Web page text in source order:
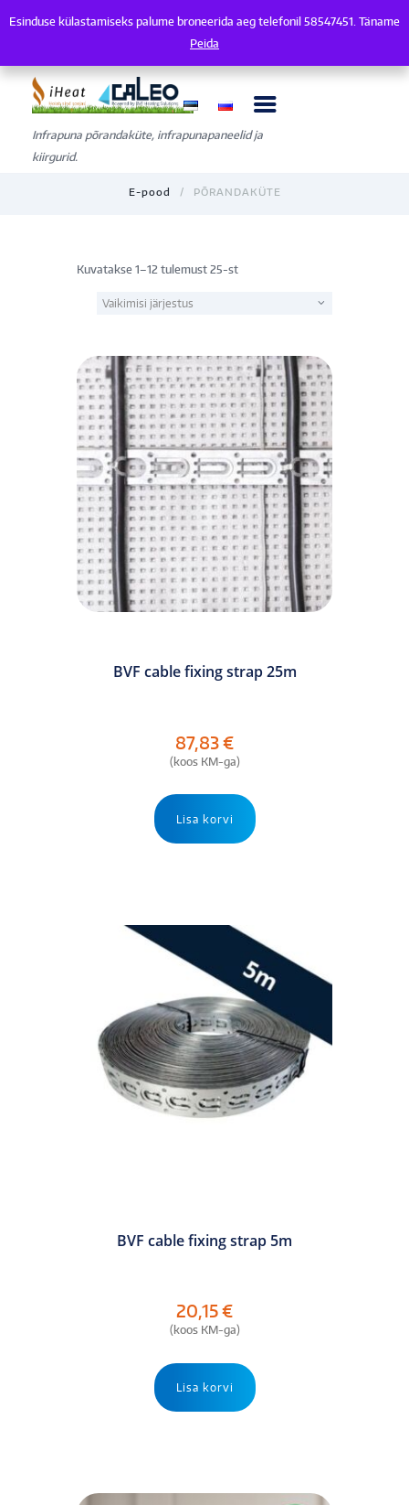
Infrapuna põrandaküte, infrapunapaneelid ja
kiirgurid.
E-pood PÕRANDAKÜTE
Kuvatakse 1–12 tulemust 25-st
BVF cable fixing strap 25m
87,83€
(koos KM-ga)
Lisa korvi
BVF cable fixing strap 5m
20,15€
(koos KM-ga)
Lisa korvi
Esinduse külastamiseks palume broneerida aeg telefonil 58547451.
Esinduse külastamiseks palume broneerida aeg telefonil 58547451. Täname
Peida